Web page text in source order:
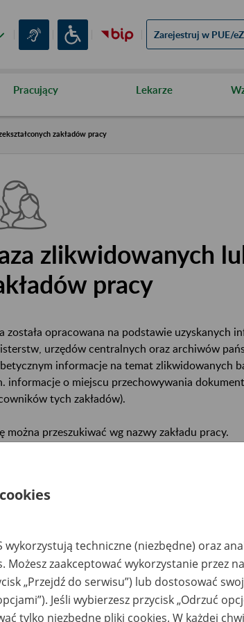
Zarejestruj w PUE/
Pracujący Lekarze
zakładów pracy
zlikwidowanych
pracy
została opracowana na podstawie uzyskanych
urzędów centralnych oraz archiwów
informacje na temat zlikwidowanych
informacje o miejscu przechowywania
tych zakładów).
można przeszukiwać wg nazwy zakładu pracy.
zakładu pracy:
Ukryj wszystkie pozycje bazy
wykorzystują techniczne (niezbędne) oraz
Możesz zaakceptować wykorzystanie przez
„Przejdź do serwisu”) lub dostosować
Jeśli wybierzesz przycisk „Odrzuć
tylko niezbędne pliki cookies. W każdej